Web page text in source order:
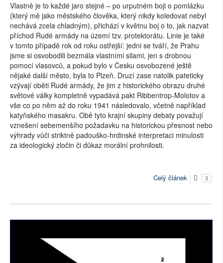
Vlastně je to každé jaro stejné – po urputném boji o pomlázku
(který mě jako městského člověka, který nikdy koledovat nebyl
nechává zcela chladným), přichází v květnu boj o to, jak nazvat
příchod Rudé armády na území tzv. protektorátu. Linie je také
v tomto případě rok od roku ostřejší: jedni se tváří, že Prahu
jsme si osvobodili bezmála vlastními silami, jen s drobnou
pomocí vlasovců, a pokud bylo v Česku osvobozené ještě
nějaké další město, byla to Plzeň. Druzí zase natolik pateticky
vzývají oběti Rudé armády, že jim z historického obrazu druhé
světové války kompletně vypadává pakt Ribbentrop-Molotov a
vše co po něm až do roku 1941 následovalo, včetně například
katyňského masakru. Obě tyto krajní skupiny debaty považují
vznešení sebemenšího požadavku na historickou přesnost nebo
výhrady vůči striktně padouško-hrdinské interpretaci minulosti
za ideologický zločin či důkaz morální prohnilosti.
Celý článek 3